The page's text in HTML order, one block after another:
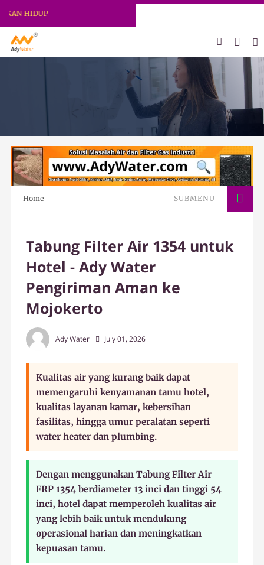
HIDUP
Home SUBMENU
Tabung Filter Air 1354 untuk
Hotel - Ady Water
Pengiriman Aman ke
Mojokerto
Ady Water July 01, 2026
Kualitas air yang kurang baik dapat
memengaruhi kenyamanan tamu hotel,
kualitas layanan kamar, kebersihan
fasilitas, hingga umur peralatan seperti
water heater dan plumbing.
Dengan menggunakan Tabung Filter Air
FRP 1354 berdiameter 13 inci dan tinggi 54
inci, hotel dapat memperoleh kualitas air
yang lebih baik untuk mendukung
operasional harian dan meningkatkan
kepuasan tamu.